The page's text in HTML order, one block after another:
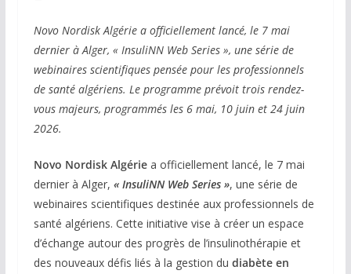
Novo Nordisk Algérie a officiellement lancé, le 7 mai
dernier à Alger, « InsuliNN Web Series », une série de
webinaires scientifiques pensée pour les professionnels
de santé algériens. Le programme prévoit trois rendez-
vous majeurs, programmés les 6 mai, 10 juin et 24 juin
2026.
Novo Nordisk Algériea officiellement lancé, le 7 mai
dernier à Alger, « InsuliNN Web Series », une série de
webinaires scientifiques destinée aux professionnels de
santé algériens. Cette initiative vise à créer un espace
d’échange autour des progrès de l’insulinothérapie et
des nouveaux défis liés à la gestion du diabète en